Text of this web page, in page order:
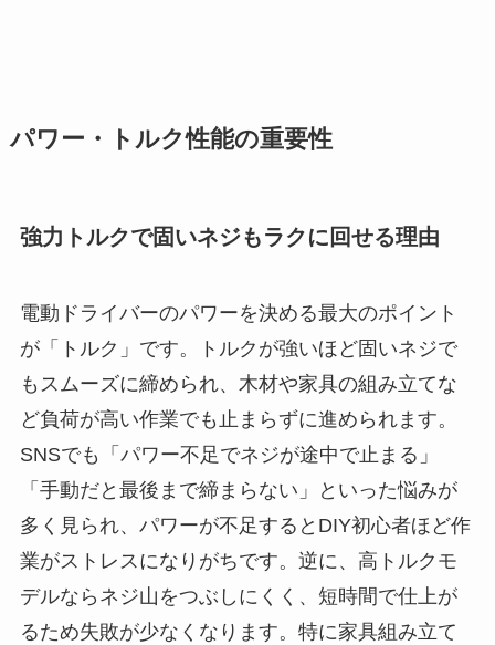
パワー・トルク性能の重要性
強力トルクで固いネジもラクに回せる理由
電動ドライバーのパワーを決める最大のポイント
が「トルク」です。トルクが強いほど固いネジで
もスムーズに締められ、木材や家具の組み立てな
ど負荷が高い作業でも止まらずに進められます。
SNSでも「パワー不足でネジが途中で止まる」
「手動だと最後まで締まらない」といった悩みが
多く見られ、パワーが不足するとDIY初心者ほど作
業がストレスになりがちです。逆に、高トルクモ
デルならネジ山をつぶしにくく、短時間で仕上が
るため失敗が少なくなります。特に家具組み立て